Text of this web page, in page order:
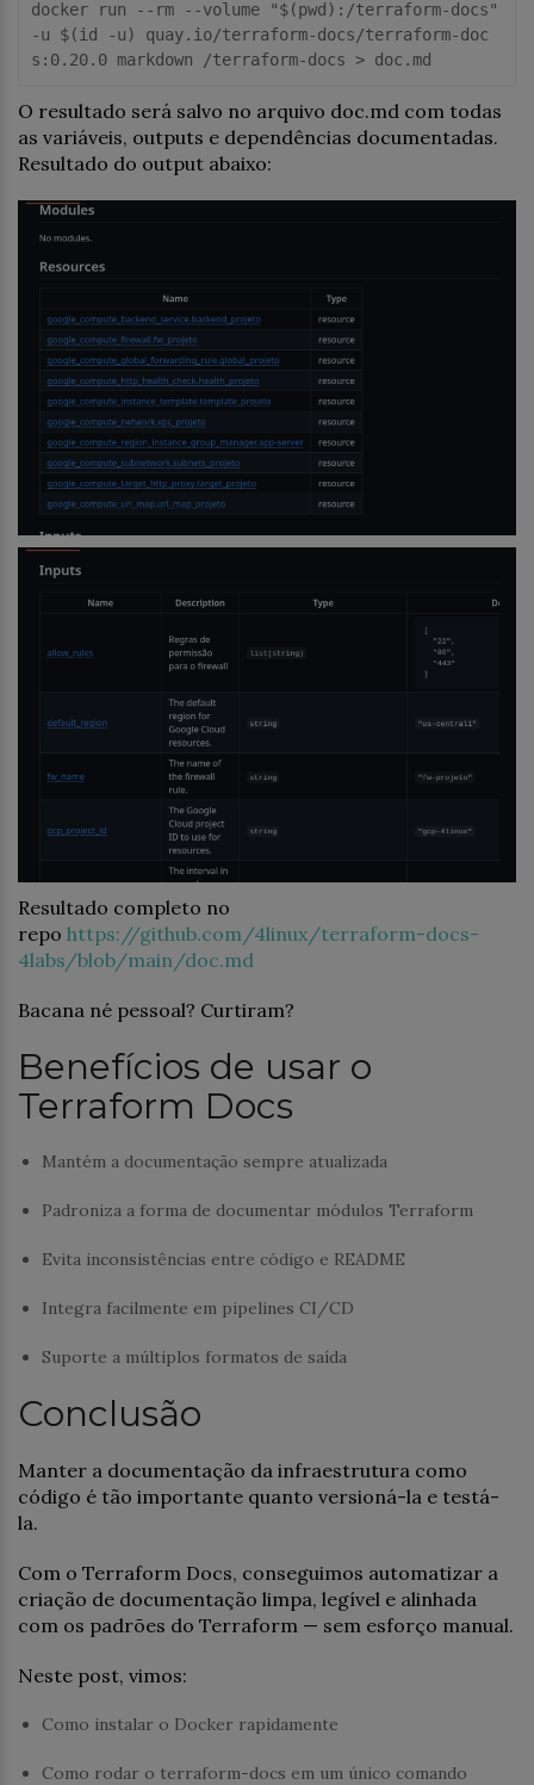
docker run --rm --volume "$(pwd):/terraform-docs"
-u $(id -u) quay.io/terraform-docs/terraform-doc
O resultado será salvo no arquivo doc.md com todas
as variáveis, outputs e dependências documentadas.
Resultado do output abaixo:
Resultado completo no
repo https://github.com/4linux/terraform-docs-
4labs/blob/main/doc.md
Bacana né pessoal? Curtiram?
Benefícios de usar o
Terraform Docs
Mantém a documentação sempre atualizada
Padroniza a forma de documentar módulos Terraform
Evita inconsistências entre código e README
Integra facilmente em pipelines CI/CD
Suporte a múltiplos formatos de saída
Conclusão
Manter a documentação da infraestrutura como
código é tão importante quanto versioná-la e testá-
la.
Com o Terraform Docs, conseguimos automatizar a
criação de documentação limpa, legível e alinhada
com os padrões do Terraform — sem esforço manual.
Neste post, vimos:
Como instalar o Docker rapidamente
Como rodar o terraform-docs em um único comando